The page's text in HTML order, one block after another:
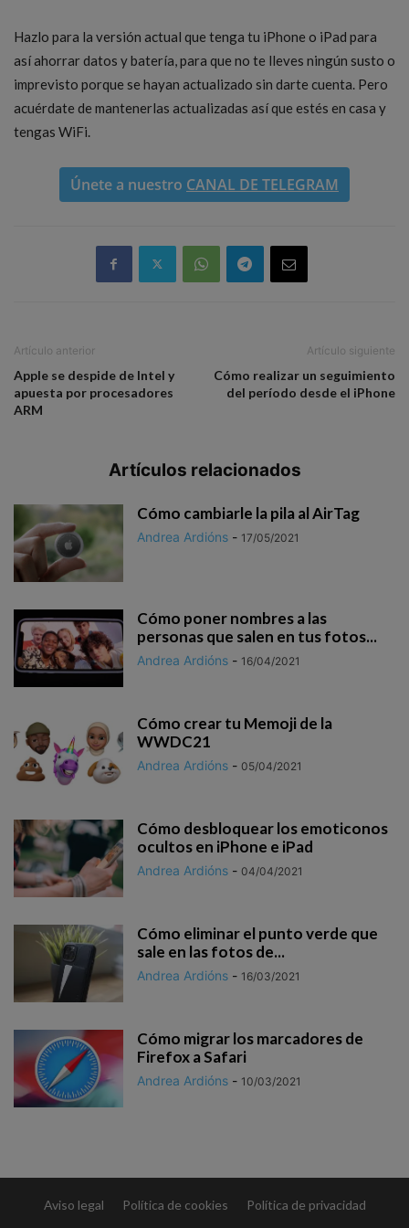
Hazlo para la versión actual que tenga tu iPhone o iPad para
así ahorrar datos y batería, para que no te lleves ningún susto o
imprevisto porque se hayan actualizado sin darte cuenta. Pero
acuérdate de mantenerlas actualizadas así que estés en casa y
tengas WiFi.
Únete a nuestro CANAL DE TELEGRAM
Artículo anterior
Apple se despide de Intel y
apuesta por procesadores
ARM
Artículo siguiente
Cómo realizar un seguimiento
del período desde el iPhone
Artículos relacionados
Cómo cambiarle la pila al AirTag
Andrea Ardións - 17/05/2021
Cómo poner nombres a las
personas que salen en tus fotos...
Andrea Ardións - 16/04/2021
Cómo crear tu Memoji de la
WWDC21
Andrea Ardións - 05/04/2021
Cómo desbloquear los emoticonos
ocultos en iPhone e iPad
Andrea Ardións - 04/04/2021
Cómo eliminar el punto verde que
sale en las fotos de...
Andrea Ardións - 16/03/2021
Cómo migrar los marcadores de
Firefox a Safari
Andrea Ardións - 10/03/2021
Aviso legal Política de cookies Política de privacidad